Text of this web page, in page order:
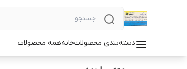
دسته‌بندی محصولاتخانههمه محصولات